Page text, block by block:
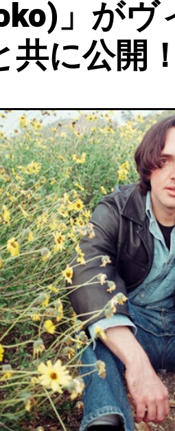
」がヴ
に公開！